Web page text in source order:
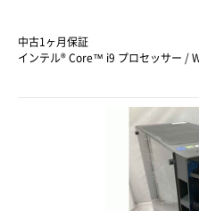
中古1ヶ月保証
インテル® Core™ i9 プロセッサー /